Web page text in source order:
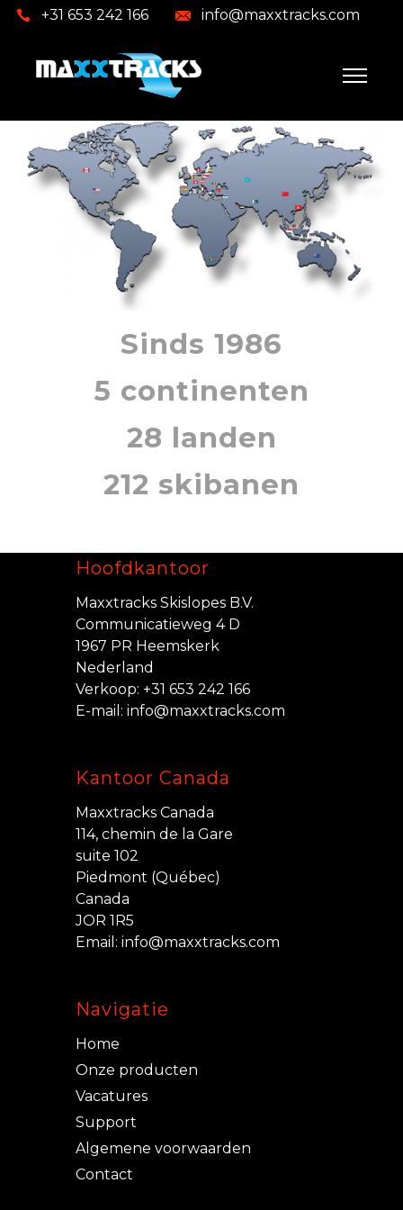
+31 653 242 166 info@maxxtracks.com
Sinds 1986
5 continenten
28 landen
212 skibanen
Hoofdkantoor
Maxxtracks Skislopes B.V.
Communicatieweg 4 D
1967 PR Heemskerk
Nederland
Verkoop: +31 653 242 166
E-mail: info@maxxtracks.com
Kantoor Canada
Maxxtracks Canada
114, chemin de la Gare
suite 102
Piedmont (Québec)
Canada
JOR 1R5
Email: info@maxxtracks.com
Navigatie
Home
Onze producten
Vacatures
Support
Algemene voorwaarden
Contact